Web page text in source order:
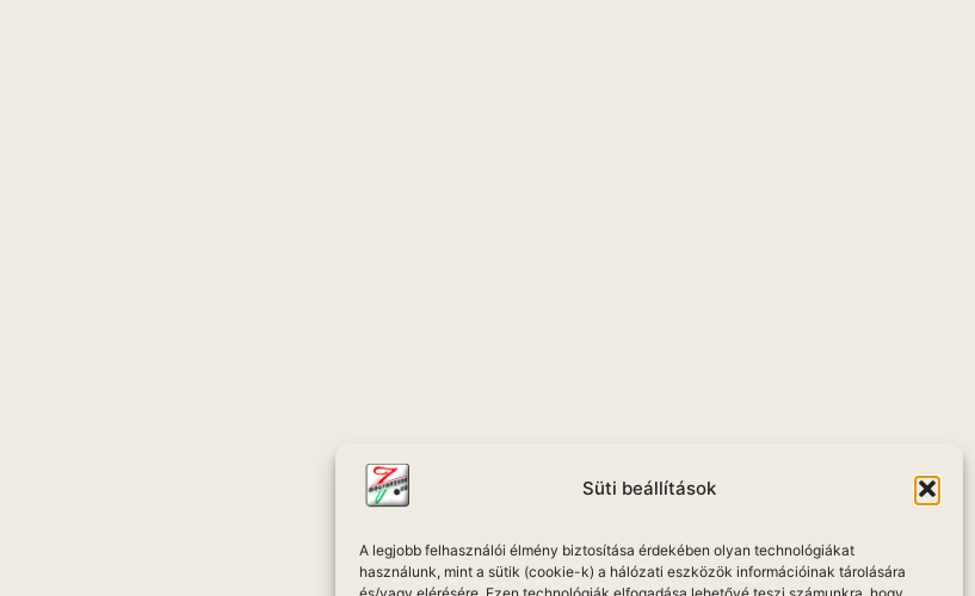
Süti beállítások
A legjobb felhasználói élmény biztosítása érdekében olyan technológiákat
használunk, mint a sütik (cookie-k) a hálózati eszközök információinak tárolására